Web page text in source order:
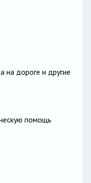
на дороге и другие
помощь